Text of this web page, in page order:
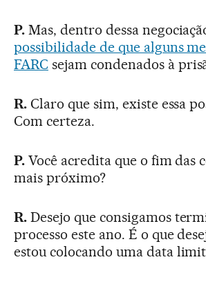
P.Mas, dentro dessa
possibilidade de que alguns
FARCsejam condenados à
R.Claro que sim, existe essa
Com certeza.
P.Você acredita que o fim das
mais próximo?
R.Desejo que consigamos
processo este ano. É o que
estou colocando uma data